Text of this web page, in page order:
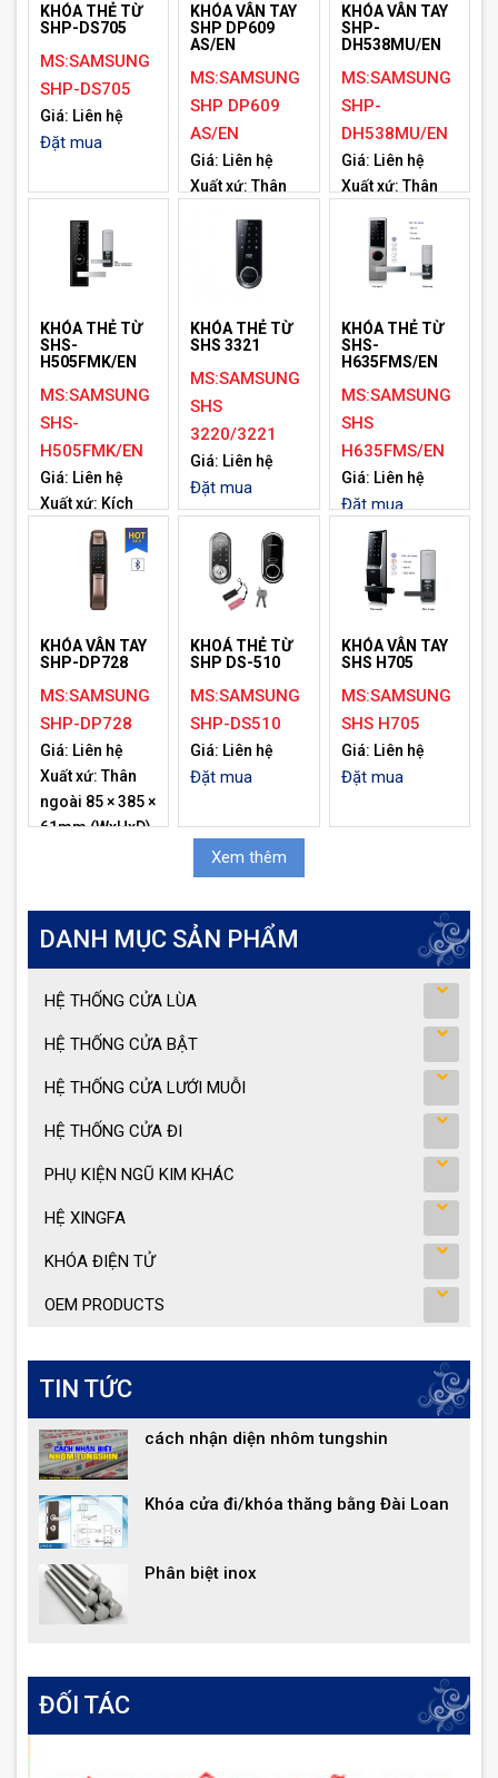
KHÓA THẺ TỪ
SHP-DS705
MS:SAMSUNG
SHP-DS705
Giá: Liên hệ
Đặt mua
KHÓA VÂN TAY
SHP DP609
AS/EN
MS:SAMSUNG
SHP DP609
AS/EN
Giá: Liên hệ
Xuất xứ: Thân
391(H) X
68.5(D)mm
Thân trong
392.1(H) X
KHÓA VÂN TAY
SHP-
DH538MU/EN
MS:SAMSUNG
SHP-
DH538MU/EN
Giá: Liên hệ
Xuất xứ: Thân
320(H) X
66.8(D)mm
Thân trong
X 80.3(D)mm
Đặt mua
KHÓA THẺ TỪ
SHS-
H505FMK/EN
MS:SAMSUNG
SHS-
H505FMK/EN
Giá: Liên hệ
Xuất xứ: Kích
thước (cao x
rộng x dày): 302
x 66 x 81mm.
Đặt mua
KHÓA THẺ TỪ
SHS 3321
MS:SAMSUNG
SHS
3220/3221
Giá: Liên hệ
Đặt mua
KHÓA THẺ TỪ
SHS-
H635FMS/EN
MS:SAMSUNG
SHS
H635FMS/EN
Giá: Liên hệ
Đặt mua
KHÓA VÂN TAY
SHP-DP728
MS:SAMSUNG
SHP-DP728
Giá: Liên hệ
Xuất xứ: Thân
ngoài 85 × 385 ×
61mm (WxHxD)
Đặt mua
KHOÁ THẺ TỪ
SHP DS-510
MS:SAMSUNG
SHP-DS510
Giá: Liên hệ
Đặt mua
KHÓA VÂN TAY
SHS H705
MS:SAMSUNG
SHS H705
Giá: Liên hệ
Đặt mua
Xem thêm
DANH MỤC SẢN PHẨM
HỆ THỐNG CỬA LÙA
HỆ THỐNG CỬA BẬT
HỆ THỐNG CỬA LƯỚI MUỖI
HỆ THỐNG CỬA ĐI
PHỤ KIỆN NGŨ KIM KHÁC
HỆ XINGFA
KHÓA ĐIỆN TỬ
OEM PRODUCTS
TIN TỨC
cách nhận diện nhôm tungshin
Khóa cửa đi/khóa thăng bằng Đài Loan
Phân biệt inox
ĐỐI TÁC